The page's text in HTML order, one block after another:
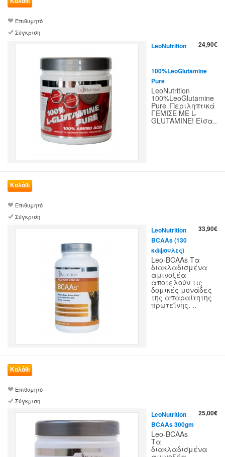
Επιθυμητό
Σύγκριση
24,90€
LeoNutrition
100%LeoGlutamine
Pure
LeoNutrition
100%LeoGlutamine
Pure Περιληπτικά
ΓΕΜΙΣΕ ΜΕ L-
GLUTAMINE! Είσα..
Επιθυμητό
Σύγκριση
33,90€
LeoNutrition
BCAAs (130
κάψουλες)
Leo-BCAAs Τα
διακλαδισμένα
αμινοξέα
αποτελούν τις
δομικές μονάδες
της απαραίτητης
πρωτεΐνης. ..
Επιθυμητό
Σύγκριση
25,00€
LeoNutrition
BCAAs 300gm
Leo-BCAAs
Τα
διακλαδισμένα